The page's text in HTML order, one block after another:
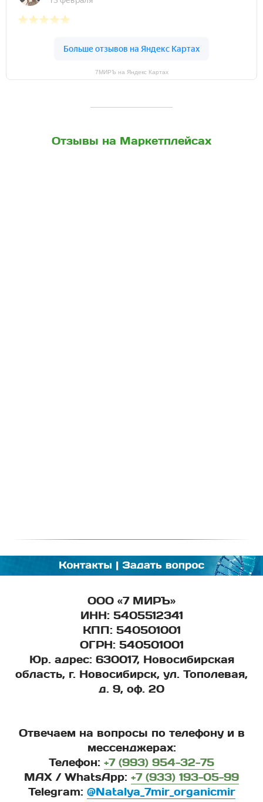
7МИРЪ на Яндекс Картах
Отзывы на Маркетплейсах
ООО «7 МИРЪ»
ИНН: 5405512341
КПП: 540501001
ОГРН: 540501001
Юр. адрес: 630017, Новосибирская
область, г. Новосибирск, ул. Тополевая,
д. 9, оф. 20
Отвечаем на вопросы по телефону и в
мессенджерах:
Телефон: +7 (993) 954-32-75
MAX / WhatsApp: +7 (933) 193-05-99
Telegram: @Natalya_7mir_organicmir